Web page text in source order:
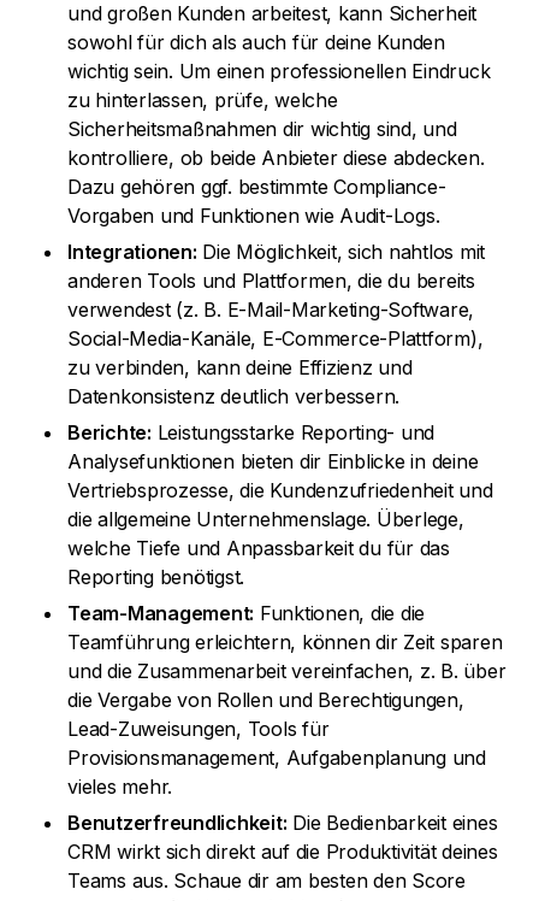
und großen Kunden arbeitest, kann Sicherheit
sowohl für dich als auch für deine Kunden
wichtig sein. Um einen professionellen Eindruck
zu hinterlassen, prüfe, welche
Sicherheitsmaßnahmen dir wichtig sind, und
kontrolliere, ob beide Anbieter diese abdecken.
Dazu gehören ggf. bestimmte Compliance-
Vorgaben und Funktionen wie Audit-Logs.
Integrationen: Die Möglichkeit, sich nahtlos mit
anderen Tools und Plattformen, die du bereits
verwendest (z. B. E-Mail-Marketing-Software,
Social-Media-Kanäle, E-Commerce-Plattform),
zu verbinden, kann deine Effizienz und
Datenkonsistenz deutlich verbessern.
Berichte: Leistungsstarke Reporting- und
Analysefunktionen bieten dir Einblicke in deine
Vertriebsprozesse, die Kundenzufriedenheit und
die allgemeine Unternehmenslage. Überlege,
welche Tiefe und Anpassbarkeit du für das
Reporting benötigst.
Team-Management: Funktionen, die die
Teamführung erleichtern, können dir Zeit sparen
und die Zusammenarbeit vereinfachen, z. B. über
die Vergabe von Rollen und Berechtigungen,
Lead-Zuweisungen, Tools für
Provisionsmanagement, Aufgabenplanung und
vieles mehr.
Benutzerfreundlichkeit: Die Bedienbarkeit eines
CRM wirkt sich direkt auf die Produktivität deines
Teams aus. Schaue dir am besten den Score